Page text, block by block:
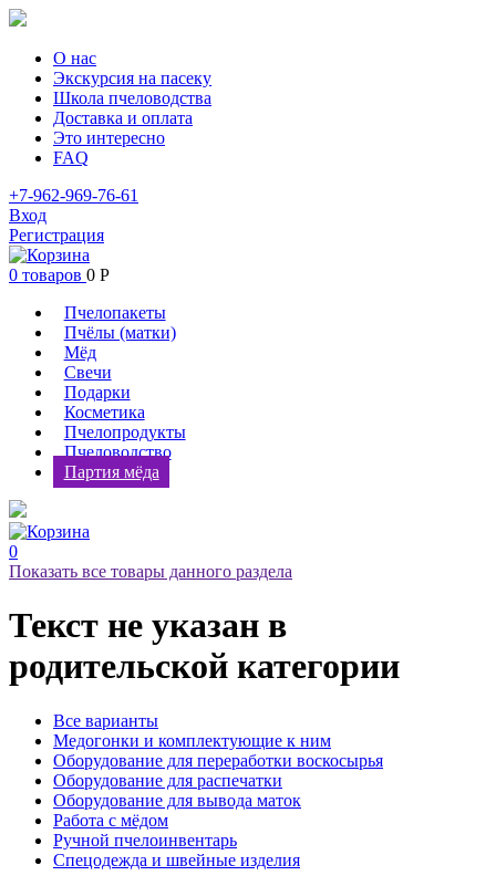
О нас
Экскурсия на пасеку
Школа пчеловодства
Доставка и оплата
Это интересно
FAQ
+7-962-969-76-61
Вход
Регистрация
0 товаров 0 Р
Пчелопакеты
Пчёлы (матки)
Мёд
Свечи
Подарки
Косметика
Пчелопродукты
Пчеловодство
Партия мёда
0
Показать все товары данного раздела
Текст не указан в
родительской категории
Все варианты
Медогонки и комплектующие к ним
Оборудование для переработки воскосырья
Оборудование для распечатки
Оборудование для вывода маток
Работа с мёдом
Ручной пчелоинвентарь
Спецодежда и швейные изделия